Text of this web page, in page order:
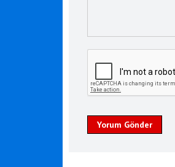
Yorum Gönder